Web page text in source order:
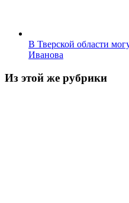
В Тверской области
Иванова
Из этой же рубрики